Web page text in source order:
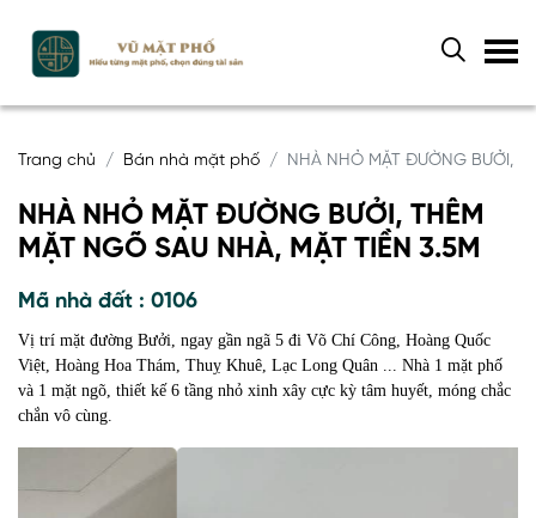
Trang chủ Bán nhà mặt phố NHÀ NHỎ MẶT ĐƯỜNG BƯỞI,
NHÀ NHỎ MẶT ĐƯỜNG BƯỞI, THÊM
MẶT NGÕ SAU NHÀ, MẶT TIỀN 3.5M
Mã nhà đất : 0106
Vị trí mặt đường Bưởi, ngay gần ngã 5 đi Võ Chí Công, Hoàng Quốc
Việt, Hoàng Hoa Thám, Thuỵ Khuê, Lạc Long Quân ... Nhà 1 mặt phố
và 1 mặt ngõ, thiết kế 6 tầng nhỏ xinh xây cực kỳ tâm huyết, móng chắc
chắn vô cùng.